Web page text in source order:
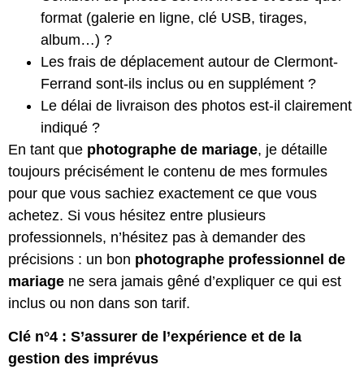
format (galerie en ligne, clé USB, tirages,
album…) ?
Les frais de déplacement autour de Clermont-
Ferrand sont-ils inclus ou en supplément ?
Le délai de livraison des photos est-il clairement
indiqué ?
En tant que photographe de mariage, je détaille
toujours précisément le contenu de mes formules
pour que vous sachiez exactement ce que vous
achetez. Si vous hésitez entre plusieurs
professionnels, n’hésitez pas à demander des
précisions : un bon photographe professionnel de
mariage ne sera jamais gêné d’expliquer ce qui est
inclus ou non dans son tarif.
Clé n°4 : S’assurer de l’expérience et de la
gestion des imprévus